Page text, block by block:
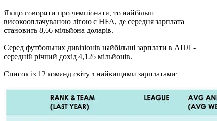
Якщо говорити про чемпіонати, то найбільш
високооплачуваною лігою є НБА, де середня зарплата
становить 8,66 мільйона доларів.
Серед футбольних дивізіонів найбільші зарплати в АПЛ -
середній річний дохід 4,126 мільйонів.
Список із 12 команд світу з найвищими зарплатами: